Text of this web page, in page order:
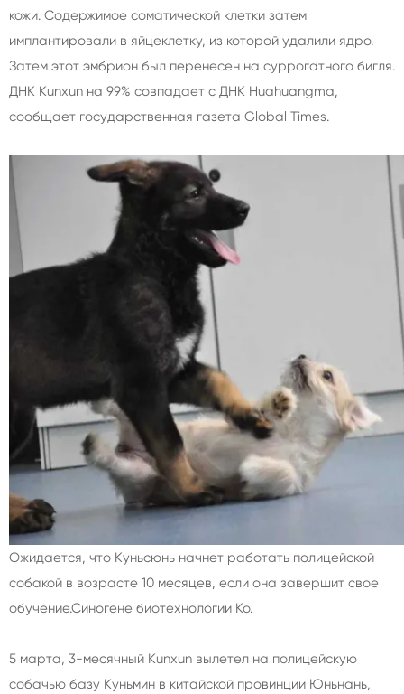
кожи. Содержимое соматической клетки затем
имплантировали в яйцеклетку, из которой удалили ядро.
Затем этот эмбрион был перенесен на суррогатного бигля.
ДНК Kunxun на 99% совпадает с ДНК Huahuangma,
сообщает государственная газета Global Times.
Ожидается, что Куньсюнь начнет работать полицейской
собакой в возрасте 10 месяцев, если она завершит свое
обучение.Синогене биотехнологии Ко.
5 марта, 3-месячный Kunxun вылетел на полицейскую
собачью базу Куньмин в китайской провинции Юньнань,